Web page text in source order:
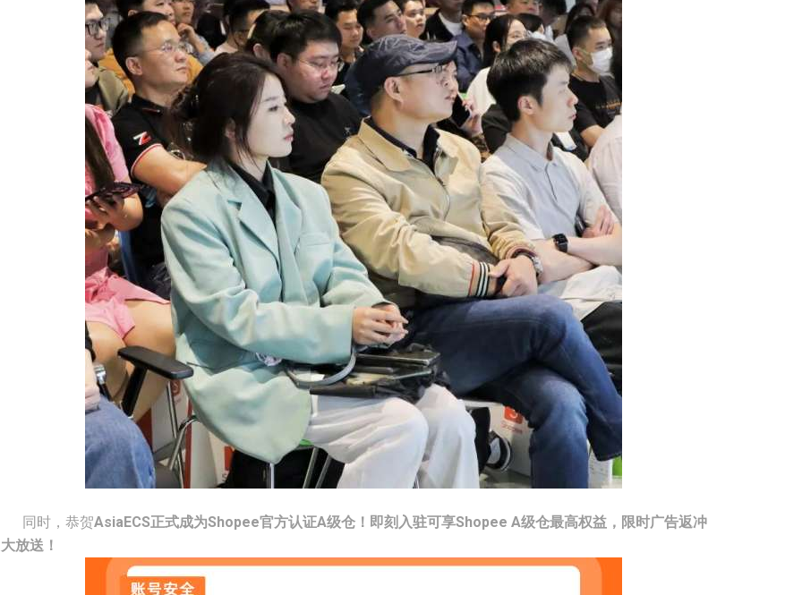
同时，恭贺AsiaECS正式成为Shopee官方认证A级仓！ 即刻入驻可享Shopee A级仓最高权益，限时广告返冲
大放送！